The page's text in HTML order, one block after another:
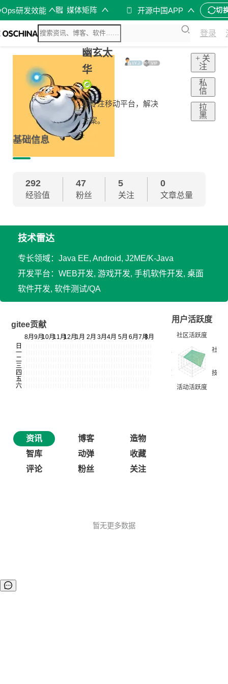
研发效能 媒体矩阵 开源中国APP 切
登录
幽玄太
华
现专注移动平台，解决
方案。
+ 关
注
私
信
拉
黑
基础信息
292
经验值
47
粉丝
5
关注
0
文章总量
技术雷达
专长领域：Java EE, Android, J2ME/K-Java
开发平台：WEB开发, 游戏开发, 手机软件开发, 桌面
软件开发, 软件测试/QA
gitee贡献
用户活跃度
资讯 博客
造物
智库
动弹
收藏
评论
粉丝 关注
暂无更多数据